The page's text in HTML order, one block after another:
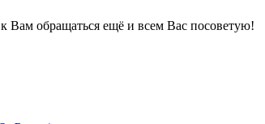
Вам обращаться ещё и всем Вас посоветую!